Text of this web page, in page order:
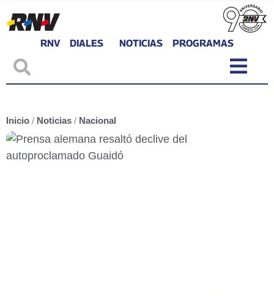
RNV DIALES NOTICIAS PROGRAMAS
Inicio / Noticias / Nacional